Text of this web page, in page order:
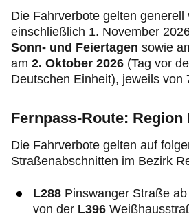
Die Fahrverbote gelten generell
einschließlich 1. November
Sonn- und Feiertagen sowie
am 2. Oktober 2026 (Tag vor
Deutschen Einheit), jeweils von
Fernpass-Route: Region
Die Fahrverbote gelten auf
Straßenabschnitten im Bezirk
L288 Pinswanger Straße
von der L396